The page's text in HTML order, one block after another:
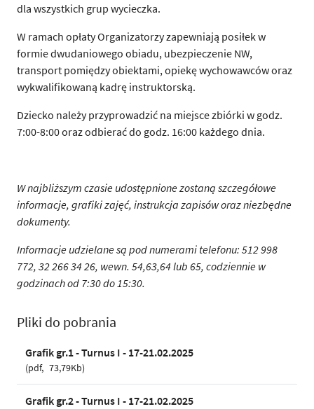
dla wszystkich grup wycieczka.
W ramach opłaty Organizatorzy zapewniają posiłek w
formie dwudaniowego obiadu, ubezpieczenie NW,
transport pomiędzy obiektami, opiekę wychowawców oraz
wykwalifikowaną kadrę instruktorską.
Dziecko należy przyprowadzić na miejsce zbiórki w godz.
7:00-8:00 oraz odbierać do godz. 16:00 każdego dnia.
W najbliższym czasie udostępnione zostaną szczegółowe
informacje, grafiki zajęć, instrukcja zapisów oraz niezbędne
dokumenty.
Informacje udzielane są pod numerami telefonu: 512 998
772, 32 266 34 26, wewn. 54,63,64 lub 65, codziennie w
godzinach od 7:30 do 15:30.
Pliki do pobrania
Grafik gr.1 - Turnus I - 17-21.02.2025
pdf 73,79Kb
Grafik gr.2 - Turnus I - 17-21.02.2025